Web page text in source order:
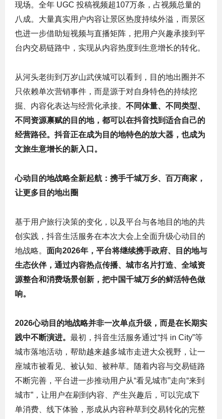
现场。全年 UGC 投稿视频超107万条，占视频总量的
八成。大量真实用户内容让景区热度持续外溢，而景区
也进一步借助短视频与直播矩阵，把用户兴趣承接到平
台内交易链路中，实现从内容热度到生意增长的转化。
从河头老街到万岁山武侠城可以看到，目的地出圈并不
只依赖单次营销事件，而是源于对自身特色的持续挖
掘、内容化表达与经营化承接。 不同体量、不同类型、
不同资源禀赋的目的地，都可以在抖音找到适合自己的
经营路径。抖音正在成为目的地特色的放大器，也成为
文旅生意增长的新入口。
心动目的地战略全新起航：携手千城万乡、百万商家，
让更多目的地出圈
基于用户旅行决策的变化，以及平台与各地目的地的共
创实践，抖音生活服务在本次大会上全面升级心动目的
地战略。 面向2026年，平台将继续携手政府、目的地与
生态伙伴，通过内容热点传播、城市名片打造、全域资
源整合和消费场景创新，把中国千城万乡的鲜活特色做
响。
2026心动目的地战略并非一次单点升级，而是在长期实
践中不断演进。 最初，抖音生活服务通过“抖 in City”等
城市落地活动，帮助越来越多城市走进大众视野，让一
座城市被看见、被认知、被种草。随着内容与交易链路
不断完善，平台进一步推动用户从“看见城市”走向“来到
城市”，让用户在刷到内容、产生兴趣后，可以完成下
单消费、线下体验，形成从内容种草到交易转化的完整